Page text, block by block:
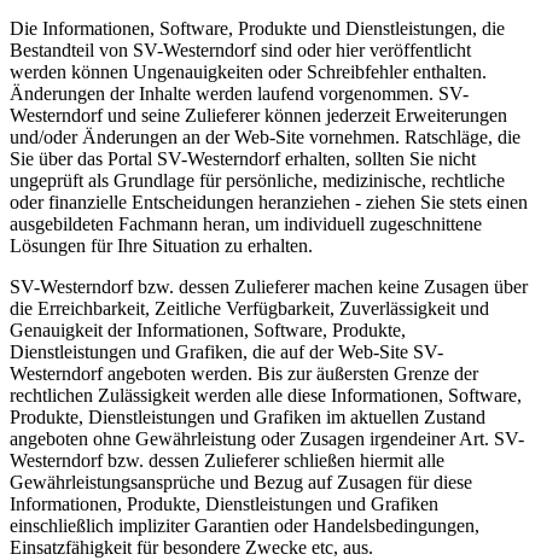
Die Informationen, Software, Produkte und Dienstleistungen, die
Bestandteil von SV-Westerndorf sind oder hier veröffentlicht
werden können Ungenauigkeiten oder Schreibfehler enthalten.
Änderungen der Inhalte werden laufend vorgenommen. SV-
Westerndorf und seine Zulieferer können jederzeit Erweiterungen
und/oder Änderungen an der Web-Site vornehmen. Ratschläge, die
Sie über das Portal SV-Westerndorf erhalten, sollten Sie nicht
ungeprüft als Grundlage für persönliche, medizinische, rechtliche
oder finanzielle Entscheidungen heranziehen - ziehen Sie stets einen
ausgebildeten Fachmann heran, um individuell zugeschnittene
Lösungen für Ihre Situation zu erhalten.
SV-Westerndorf bzw. dessen Zulieferer machen keine Zusagen über
die Erreichbarkeit, Zeitliche Verfügbarkeit, Zuverlässigkeit und
Genauigkeit der Informationen, Software, Produkte,
Dienstleistungen und Grafiken, die auf der Web-Site SV-
Westerndorf angeboten werden. Bis zur äußersten Grenze der
rechtlichen Zulässigkeit werden alle diese Informationen, Software,
Produkte, Dienstleistungen und Grafiken im aktuellen Zustand
angeboten ohne Gewährleistung oder Zusagen irgendeiner Art. SV-
Westerndorf bzw. dessen Zulieferer schließen hiermit alle
Gewährleistungsansprüche und Bezug auf Zusagen für diese
Informationen, Produkte, Dienstleistungen und Grafiken
einschließlich impliziter Garantien oder Handelsbedingungen,
Einsatzfähigkeit für besondere Zwecke etc, aus.